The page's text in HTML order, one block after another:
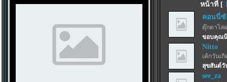
หน้าที่ [
คอนนี่ซั
ตุ๊กตาไล่
ขอบคุณน๊
Nitto
เค้กวันเ
สุขสันต์วั
see_za